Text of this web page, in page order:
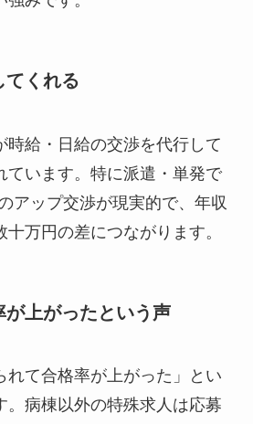
てくれる
時給・日給の交渉を代行して
ています。特に派遣・単発で
アップ交渉が現実的で、年収
万円の差につながります。
上がったという声
れて合格率が上がった」とい
。病棟以外の特殊求人は応募